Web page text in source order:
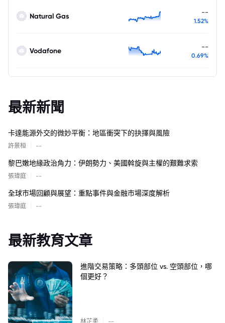
Natural Gas --
1.52%
Vodafone --
0.69%
最新新聞
卡達能源外交的微妙平衡：地區衝突下的抉擇與風險
許景桓 --
黎巴嫩地緣政治角力：伊朗勢力、美國斡旋與主權的艱難求索
張瑋庭 --
全球市場回顧與展望：重點事件與金融市場深度解析
張瑋庭 --
最新教育文章
進階交易策略：多頭部位 vs. 空頭部位，哪
個更好？
林芷柔 --